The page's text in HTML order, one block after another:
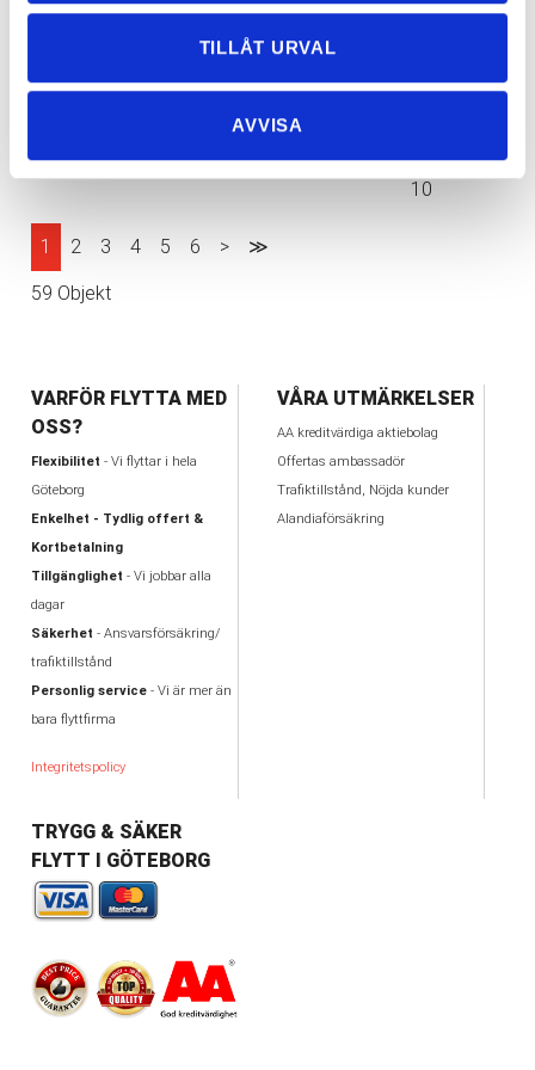
TILLÅT URVAL
AVVISA
15
Vi har arbets- och miljöpolicy!
Dags att boka in vårens flytt!
2021-03-
10
1 2 3 4 5 6 > ≫
59 Objekt
VARFÖR FLYTTA MED
OSS?
Flexibilitet - Vi flyttar i hela
Göteborg
Enkelhet - Tydlig offert &
Kortbetalning
Tillgänglighet - Vi jobbar alla
dagar
Säkerhet - Ansvarsförsäkring/
trafiktillstånd
Personlig service- Vi är mer än
bara flyttfirma
Integritetspolicy
VÅRA UTMÄRKELSER
AA kreditvärdiga aktiebolag
Offertas ambassadör
Trafiktillstånd, Nöjda kunder
Alandiaförsäkring
TRYGG & SÄKER
FLYTT I GÖTEBORG